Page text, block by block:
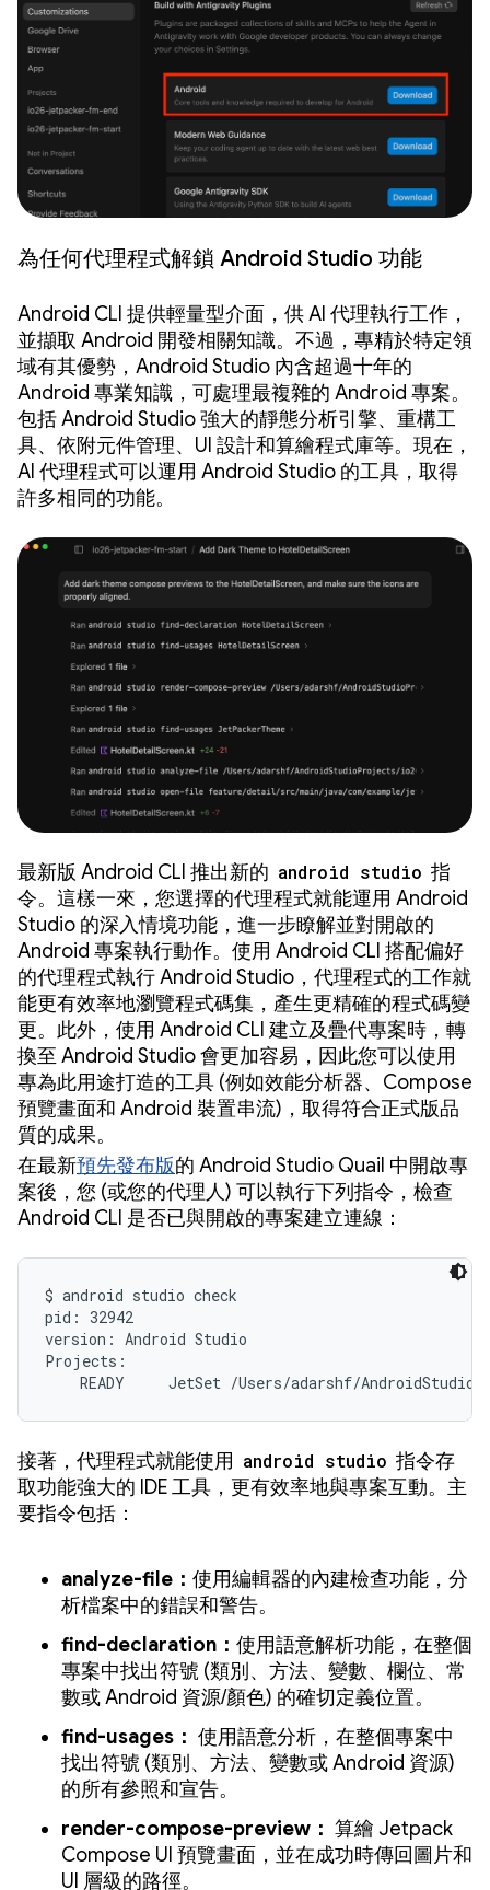
為任何代理程式解鎖 Android Studio 功能
Android CLI 提供輕量型介面，供 AI 代理執行工作，
並擷取 Android 開發相關知識。不過，專精於特定領
域有其優勢，Android Studio 內含超過十年的
Android 專業知識，可處理最複雜的 Android 專案。
包括 Android Studio 強大的靜態分析引擎、重構工
具、依附元件管理、UI 設計和算繪程式庫等。現在，
AI 代理程式可以運用 Android Studio 的工具，取得
許多相同的功能。
最新版 Android CLI 推出新的 android studio 指
令。這樣一來，您選擇的代理程式就能運用 Android
Studio 的深入情境功能，進一步瞭解並對開啟的
Android 專案執行動作。使用 Android CLI 搭配偏好
的代理程式執行 Android Studio，代理程式的工作就
能更有效率地瀏覽程式碼集，產生更精確的程式碼變
更。此外，使用 Android CLI 建立及疊代專案時，轉
換至 Android Studio 會更加容易，因此您可以使用
專為此用途打造的工具 (例如效能分析器、Compose
預覽畫面和 Android 裝置串流)，取得符合正式版品
質的成果。
在最新預先發布版的 Android Studio Quail 中開啟專
案後，您 (或您的代理人) 可以執行下列指令，檢查
Android CLI 是否已與開啟的專案建立連線：
$ android studio check
pid: 32942
version: Android Studio
Projects:
READY     JetSet /Users/adarshf/
接著，代理程式就能使用 android studio 指令存
取功能強大的 IDE 工具，更有效率地與專案互動。主
要指令包括：
analyze-file： 使用編輯器的內建檢查功能，分
析檔案中的錯誤和警告。
find-declaration： 使用語意解析功能，在整個
專案中找出符號 (類別、方法、變數、欄位、常
數或 Android 資源/顏色) 的確切定義位置。
find-usages： 使用語意分析，在整個專案中
找出符號 (類別、方法、變數或 Android 資源)
的所有參照和宣告。
render-compose-preview： 算繪 Jetpack
Compose UI 預覽畫面，並在成功時傳回圖片和
UI 層級的路徑。